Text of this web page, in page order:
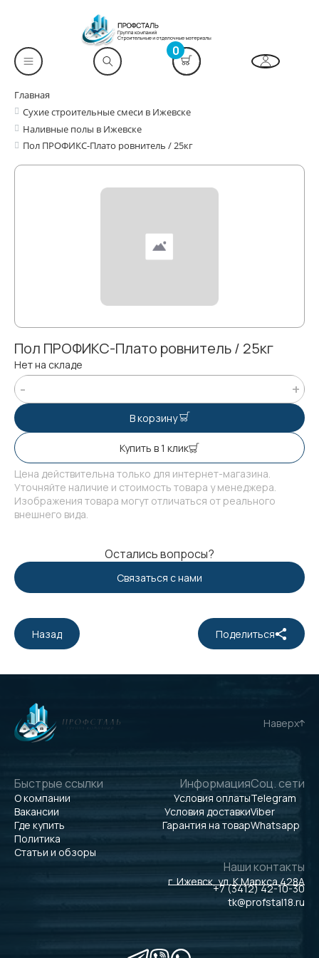
0
Главная
Сухие строительные смеси в Ижевске
Наливные полы в Ижевске
Пол ПРОФИКС-Плато ровнитель / 25кг
Пол ПРОФИКС-Плато ровнитель / 25кг
Нет на складе
В корзину
Купить в 1 клик
Цена действительна только для интернет-магазина.
Уточняйте наличие и стоимость товара у менеджера.
Изображения товара могут отличаться от реального
внешнего вида.
Остались вопросы?
Связаться с нами
Назад Поделиться
Наверх
Быстрые ссылки
О компании
Вакансии
Где купить
Политика
Статьи и обзоры
Информация
Условия оплаты
Условия доставки
Гарантия на товар
Соц. сети
Telegram
Viber
Whatsapp
Наши контакты
г. Ижевск, ул. К.Маркса 428А
+7 (3412) 42-10-30
tk@profstal18.ru